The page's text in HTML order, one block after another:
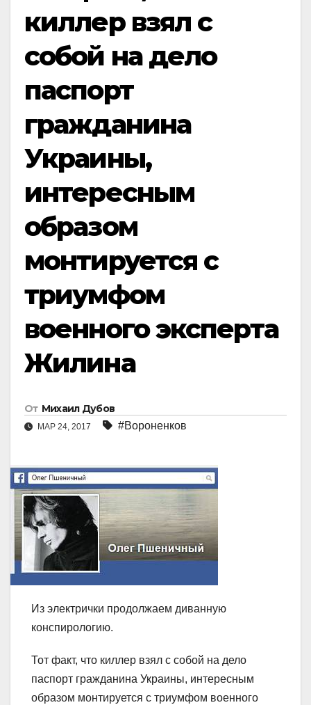
киллер взял с
собой на дело
паспорт
гражданина
Украины,
интересным
образом
монтируется с
триумфом
военного эксперта
Жилина
От Михаил Дубов
МАР 24, 2017 #Вороненков
Из электрички продолжаем диванную
конспирологию.
Тот факт, что киллер взял с собой на дело
паспорт гражданина Украины, интересным
образом монтируется с триумфом военного